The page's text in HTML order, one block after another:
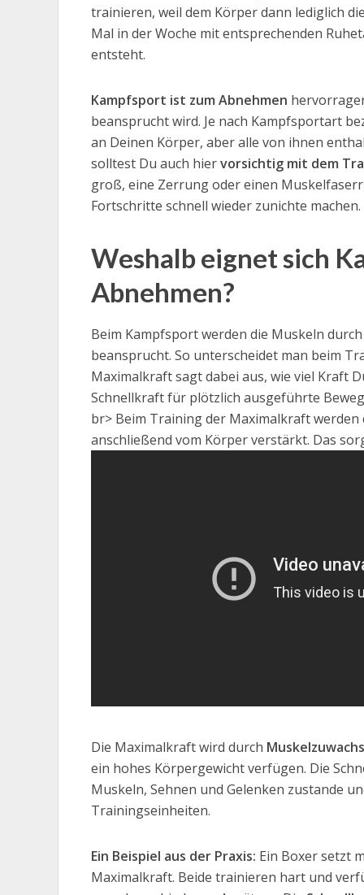
trainieren, weil dem Körper dann lediglich
Mal in der Woche mit entsprechenden
entsteht.
Kampfsport ist zum Abnehmen
beansprucht wird. Je nach Kampfsportart
an Deinen Körper, aber alle von ihnen
solltest Du auch hiervorsichtig mit dem
groß, eine Zerrung oder einen
Fortschritte schnell wieder zunichte machen.
Weshalb eignet sich
Abnehmen?
Beim Kampfsport werden die Muskeln
beansprucht. So unterscheidet man beim
Maximalkraft sagt dabei aus, wie viel Kraft
Schnellkraft für plötzlich ausgeführte
br> Beim Training der Maximalkraft
anschließend vom Körper verstärkt. Das
Die Maximalkraft wird durch
ein hohes Körpergewicht verfügen. Die
Muskeln, Sehnen und Gelenken zustande
Trainingseinheiten.
Ein Beispiel aus der Praxis: Ein Boxer setzt
Maximalkraft. Beide trainieren hart und